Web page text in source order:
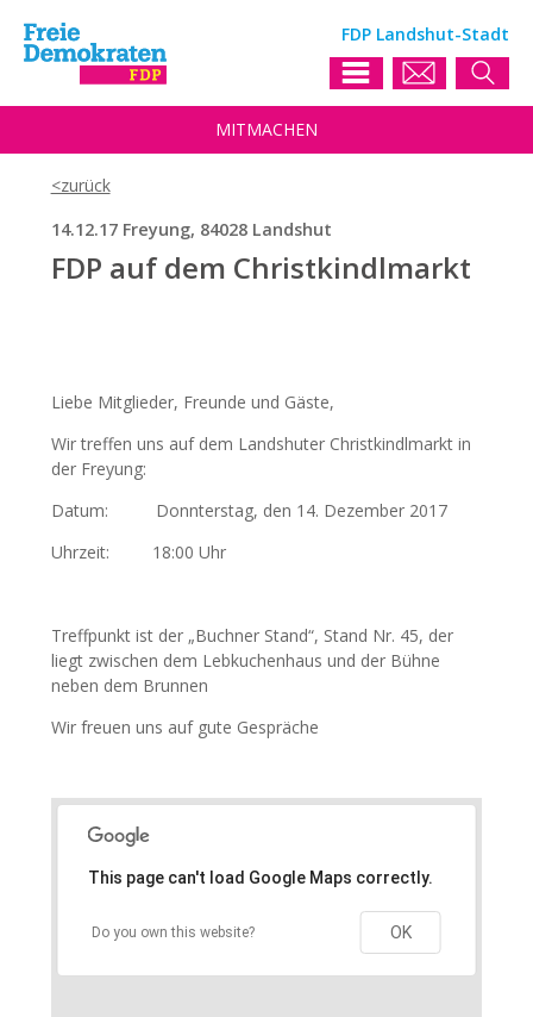
FDP Landshut-Stadt
MITMACHEN
14.12.17 Freyung, 84028 Landshut
FDP auf dem Christkindlmarkt
Liebe Mitglieder, Freunde und Gäste,
Wir treffen uns auf dem Landshuter Christkindlmarkt in
der Freyung:
Datum: Donnterstag, den 14. Dezember 2017
Uhrzeit: 18:00 Uhr
Treffpunkt ist der „Buchner Stand“, Stand Nr. 45, der
liegt zwischen dem Lebkuchenhaus und der Bühne
neben dem Brunnen
Wir freuen uns auf gute Gespräche
This page can't load Google Maps correctly.
Do you own this website? OK